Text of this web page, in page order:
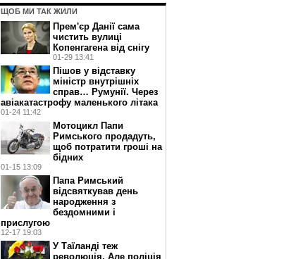
ЩОБ МИ ТАК ЖИЛИ
Прем'єр Данії сама
чистить вулиці
Копенгагена від снігу
01-29 13:41
Пішов у відставку
міністр внутрішніх
справ… Румунії. Через
авіакатастрофу маленького літака
01-24 11:42
Мотоцикл Папи
Римського продадуть,
щоб потратити гроші на
бідних
01-15 13:09
Папа Римський
відсвяткував день
народження з
бездомними і
прислугою
12-17 19:03
У Таїланді теж
революція. Але поліція